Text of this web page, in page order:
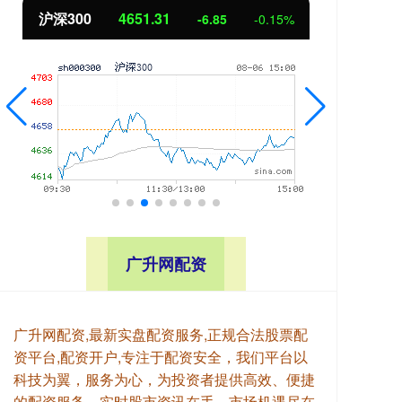
-0.15% 北证50 1122.88
广升网配资
广升网配资,最新实盘配资服务,正规合法股票配
资平台,配资开户,专注于配资安全，我们平台以
科技为翼，服务为心，为投资者提供高效、便捷